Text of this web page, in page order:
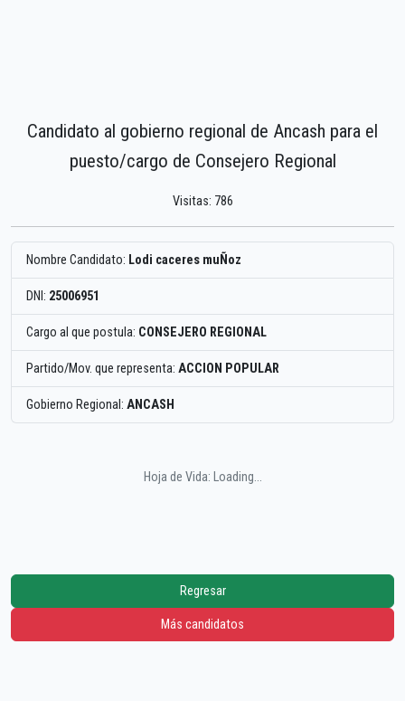
Candidato al gobierno regional de Ancash para el
puesto/cargo de Consejero Regional
Visitas: 786
Nombre Candidato: Lodi caceres muÑoz
DNI: 25006951
Cargo al que postula: CONSEJERO REGIONAL
Partido/Mov. que representa: ACCION POPULAR
Gobierno Regional: ANCASH
Hoja de Vida: Loading...
Regresar
Más candidatos